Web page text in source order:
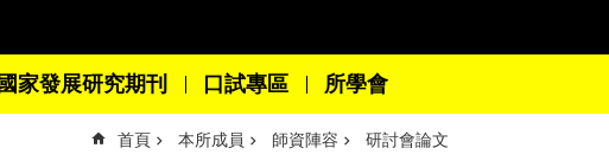
國家發展研究期刊 口試專區 所學會
首頁 本所成員 師資陣容 研討會論文